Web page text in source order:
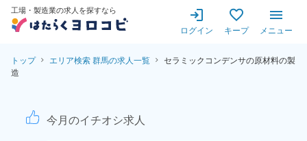
工場・製造業の求人を探すなら
ログイン キープ メニュー
トップ エリア検索 群馬の求人一覧
セラミックコンデンサの原材料の製
造
セラミックコンデンサの原
今月のイチオシ求人